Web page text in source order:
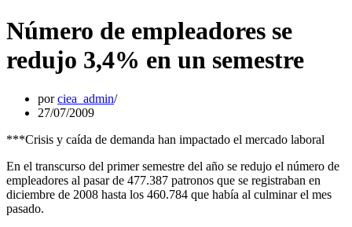
Número de empleadores se
redujo 3,4% en un semestre
porciea_admin
27/07/2009
***Crisis y caída de demanda han impactado el mercado laboral
En el transcurso del primer semestre del año se redujo el número de
empleadores al pasar de 477.387 patronos que se registraban en
diciembre de 2008 hasta los 460.784 que había al culminar el mes
pasado.